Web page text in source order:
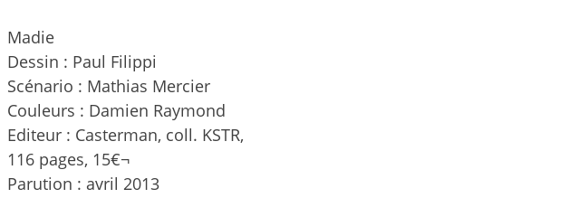
Madie
Dessin : Paul Filippi
Scénario : Mathias Mercier
Couleurs : Damien Raymond
Editeur : Casterman, coll. KSTR,
116 pages, 15€¬
Parution : avril 2013